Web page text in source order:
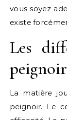
vous soyez
existe
Les
peignoir
La matière
peignoir. Le